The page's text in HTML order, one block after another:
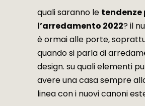
quali saranno le tendenze
l’arredamento 2022? il
è ormai alle porte,
quando si parla di
design. su quali elementi
avere una casa sempre
linea con i nuovi canoni